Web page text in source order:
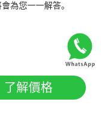
為您一一解答。
了解價格